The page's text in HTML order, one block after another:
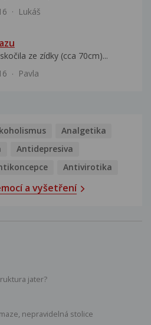
Lukáš
ze zídky (cca 70cm)...
Pavla
Analgetika
Antidepresiva
Antivirotika
a vyšetření
jater?
nepravidelná stolice